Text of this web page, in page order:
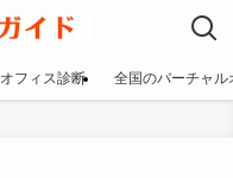
フィス診断 全国のバーチャル